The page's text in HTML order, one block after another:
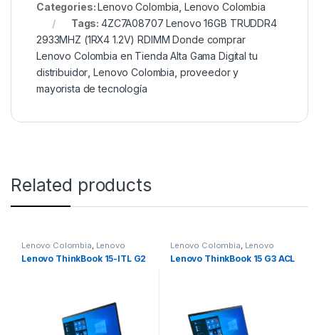
Categories:Lenovo Colombia Lenovo Colombia
Tags:4ZC7A08707 Lenovo 16GB TRUDDR4
2933MHZ (1RX4 1.2V) RDIMM Donde comprar
Lenovo Colombia en Tienda Alta Gama Digital tu
distribuidor ,Lenovo Colombia proveedor y
mayorista de tecnología
Related products
Lenovo Colombia, Lenovo
Colombia
Lenovo ThinkBook 15-ITL G2
Lenovo Colombia, Lenovo
Colombia
Lenovo ThinkBook 15 G3 ACL